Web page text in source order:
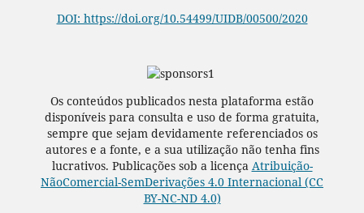
DOI: https://doi.org/10.54499/UIDB/00500/2020
Os conteúdos publicados nesta plataforma estão
disponíveis para consulta e uso de forma gratuita,
sempre que sejam devidamente referenciados os
autores e a fonte, e a sua utilização não tenha fins
lucrativos. Publicações sob a licença Atribuição-
NãoComercial-SemDerivações 4.0 Internacional (CC
BY-NC-ND 4.0)